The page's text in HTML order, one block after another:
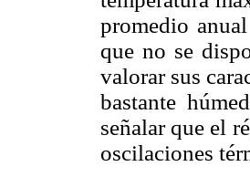
promedio
que no se
valorar sus
bastante
señalar que el
oscilaciones